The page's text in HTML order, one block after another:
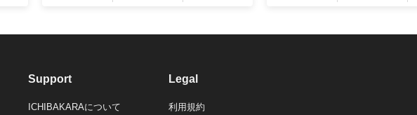
Support
ICHIBAKARAについて
Legal
利用規約